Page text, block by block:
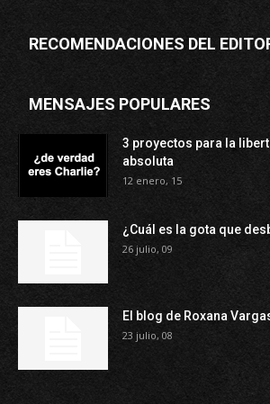
RECOMENDACIONES DEL
MENSAJES POPULARES
3 proyectos para la
absoluta
12 enero, 15
¿Cuál es la gota que
26 julio, 09
El blog de Roxana
23 julio, 08